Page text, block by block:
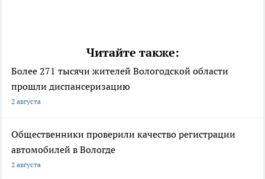
Читайте также:
Более 271 тысячи жителей Вологодской области
прошли диспансеризацию
2 августа
Общественники проверили качество регистрации
автомобилей в Вологде
2 августа